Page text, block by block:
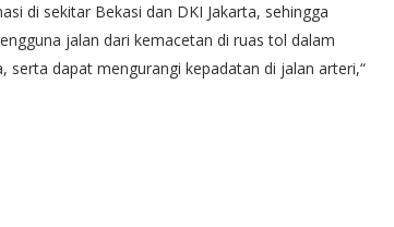
di sekitar Bekasi dan DKI Jakarta, sehingga
jalan dari kemacetan di ruas tol dalam
serta dapat mengurangi kepadatan di jalan arteri,“